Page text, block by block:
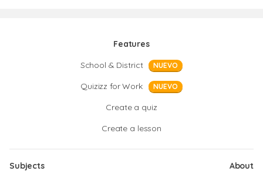
Features
School & District
NUEVO
Quizizz for Work NUEVO
Create a quiz
Create a lesson
Subjects
About